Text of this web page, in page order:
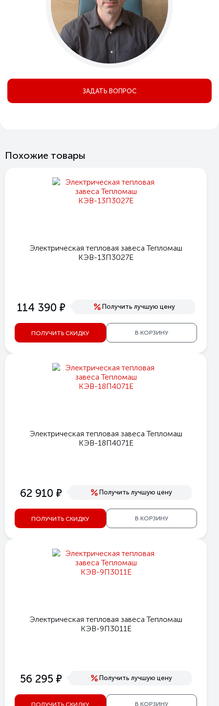
ЗАДАТЬ ВОПРОС
Похожие товары
Электрическая тепловая завеса Тепломаш
КЭВ-13П3027Е
114 390 е Получить лучшую цену
ПОЛУЧИТЬ СКИДКУ В КОРЗИНУ
Электрическая тепловая завеса Тепломаш
КЭВ-18П4071Е
62 910 е Получить лучшую цену
ПОЛУЧИТЬ СКИДКУ В КОРЗИНУ
Электрическая тепловая завеса Тепломаш
КЭВ-9П3011Е
56 295 е Получить лучшую цену
ПОЛУЧИТЬ СКИДКУ В КОРЗИНУ